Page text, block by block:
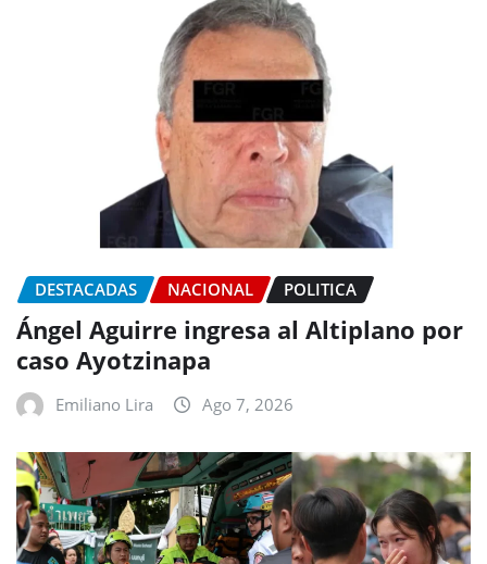
DESTACADAS NACIONAL POLITICA
Ángel Aguirre ingresa al Altiplano por
caso Ayotzinapa
Emiliano Lira Ago 7, 2026